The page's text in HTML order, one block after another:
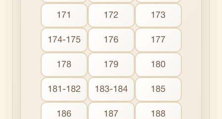
171 172 173
174-175 176 177
178 179 180
181-182 183-184 185
186 187 188